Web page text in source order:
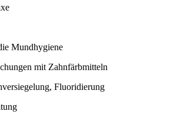
Mundhygiene
mit Zahnfärbmitteln
Fluoridierung